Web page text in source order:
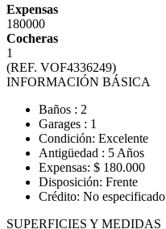
Expensas
180000
Cocheras
1
(REF. VOF4336249)
INFORMACIÓN BÁSICA
Baños : 2
Garages : 1
Condición: Excelente
Antigüedad : 5 Años
Expensas: $ 180.000
Disposición: Frente
Crédito: No especificado
SUPERFICIES Y MEDIDAS